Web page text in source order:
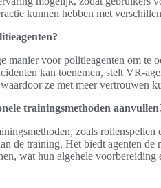
kunnen hebben met
manier voor politieagenten om te
kan toenemen, stelt VR-
ze met meer vertrouwen
trainingsmethoden
zoals rollenspellen
de training. Het biedt agenten
wat hun algehele